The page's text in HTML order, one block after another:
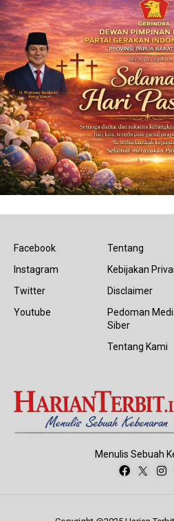
Facebook
Instagram
Twitter
Youtube
Tentang
Kebijakan
Disclaimer
Pedoman
Siber
Tentang Kami
Menulis Sebuah